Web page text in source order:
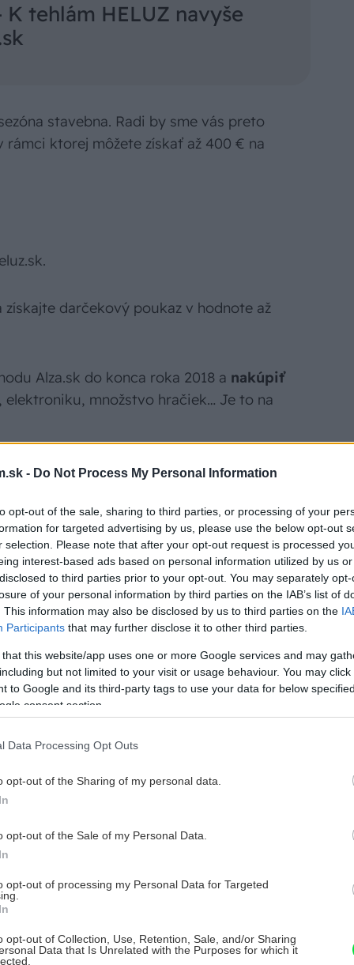
- Do Not Process My Personal Information
opt-out of the sale, sharing to third parties, or processing of your
for targeted advertising by us, please use the below opt-out
selection. Please note that after your opt-out request is processed
interest-based ads based on personal information utilized by us
to third parties prior to your opt-out. You may separately
of your personal information by third parties on the IAB’s list of
This information may also be disclosed by us to third parties on the
Participants that may further disclose it to other third parties.
that this website/app uses one or more Google services and may
but not limited to your visit or usage behaviour. You may
to Google and its third-party tags to use your data for below
consent section.
Data Processing Opt Outs
opt-out of the Sharing of my personal data.
opt-out of the Sale of my Personal Data.
opt-out of processing my Personal Data for Targeted
opt-out of Collection, Use, Retention, Sale, and/or Sharing
Data that Is Unrelated with the Purposes for which it
tehlám HELUZ navyše
stavebna. Radi by sme vás preto
ktorej môžete získať až 400 € na
získajte darčekový poukaz v hodnote až
Alza.sk do konca roka 2018 a nakúpiť
elektroniku, množstvo hračiek… Je to na
KÓD!
na základe zaslaného projektu – je
tento kód vo vašich stavebninách
a priezviskom!
a odriekania.
budete môcť vybaviťZADARMO